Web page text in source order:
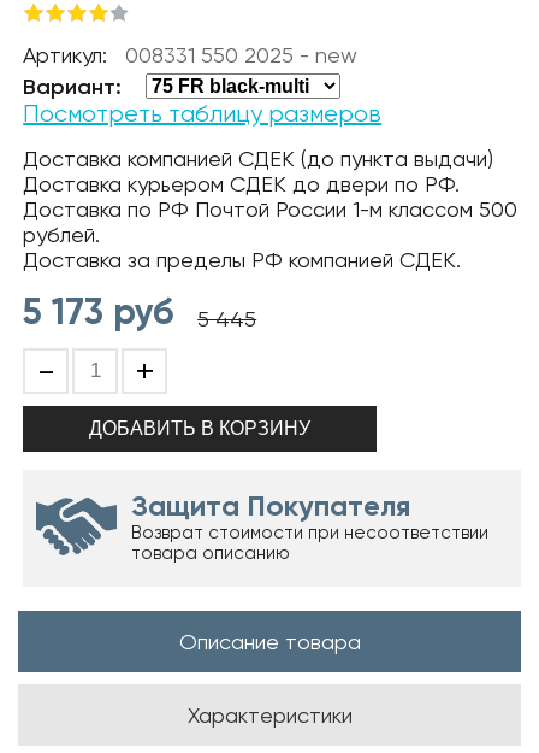
Артикул: 008331 550 2025 - new
Вариант:
Посмотреть таблицу размеров
Доставка компанией СДЕК (до пункта выдачи)
Доставка курьером СДЕК до двери по РФ.
Доставка по РФ Почтой России 1-м классом 500
рублей.
Доставка за пределы РФ компанией СДЕК.
5 173 руб 5 445
- +
Защита Покупателя
Возврат стоимости при несоответствии
товара описанию
Описание товара
Характеристики